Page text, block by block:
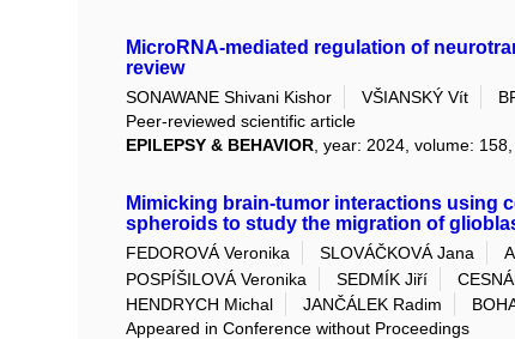
MicroRNA-mediated regulation of
review
SONAWANE Shivani Kishor VŠIANSKÝ Vít
Peer-reviewed scientific article
EPILEPSY & BEHAVIOR , year: 2024, volume:
Mimicking brain-tumor interactions using
spheroids to study the migration of
FEDOROVÁ Veronika SLOVÁČKOVÁ Jana
POSPÍŠILOVÁ Veronika
SEDMÍK Jiří
HENDRYCH Michal
JANČÁLEK Radim
Appeared in Conference without Proceedings